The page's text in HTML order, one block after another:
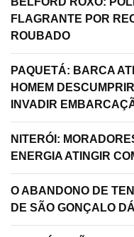
FLAGRANTE POR
ROUBADO
PAQUETÁ: BARCA
HOMEM
INVADIR
NITERÓI:
ENERGIA ATINGIR
O ABANDONO DE
DE SÃO GONÇALO